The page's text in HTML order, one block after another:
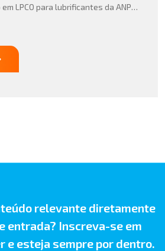
LPCO para lubrificantes da ANP
do cálculo do Imposto de
Mercosul – União Europeia
Notícia PUBLICADO DOU
RFB/CGIBS Nº […]
relevante diretamente
entrada? Inscreva-se em
e esteja sempre por dentro.